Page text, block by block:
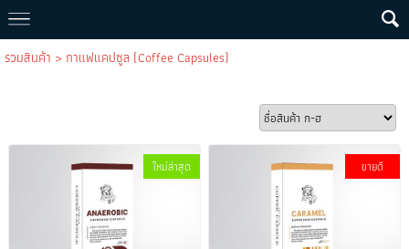
รวมสินค้า >กาแฟแคปซูล (Coffee Capsules)
ใหม่ล่าสุด ขายดี